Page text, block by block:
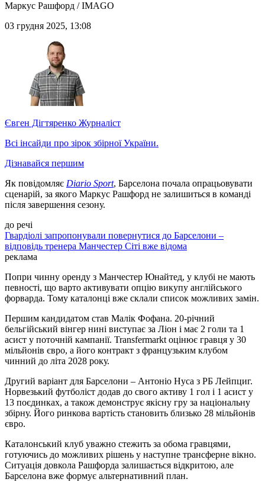
Маркус Рашфорд / IMAGO
03 грудня 2025, 13:08
Євген Дігтяренко Журналіст
Всі інсайди про зірок збірної України.
Дізнавайся першим
Як повідомляє Diario Sport, Барселона почала опрацьовувати
сценарій, за якого Маркус Рашфорд не залишиться в команді
після завершення сезону.
до речі
Гвардіолі запропонували повернутися до Барселони –
відповідь тренера Манчестер Сіті вже відома
реклама
Попри чинну оренду з Манчестер Юнайтед, у клубі не мають
певності, що варто активувати опцію викупу англійського
форварда. Тому каталонці вже склали список можливих замін.
Першим кандидатом став Малiк Фофана. 20-річний
бельгійський вінгер нині виступає за Ліон і має 2 голи та 1
асист у поточній кампанії. Transfermarkt оцінює гравця у 30
мільйонів євро, а його контракт з французьким клубом
чинний до літа 2028 року.
Другий варіант для Барселони – Антоніо Нуса з РБ Лейпциг.
Норвезький футболіст додав до свого активу 1 гол і 1 асист у
13 поєдинках, а також демонструє якісну гру за національну
збірну. Його ринкова вартість становить близько 28 мільйонів
євро.
Каталонський клуб уважно стежить за обома гравцями,
готуючись до можливих рішень у наступне трансферне вікно.
Ситуація довкола Рашфорда залишається відкритою, але
Барселона вже формує альтернативний план.